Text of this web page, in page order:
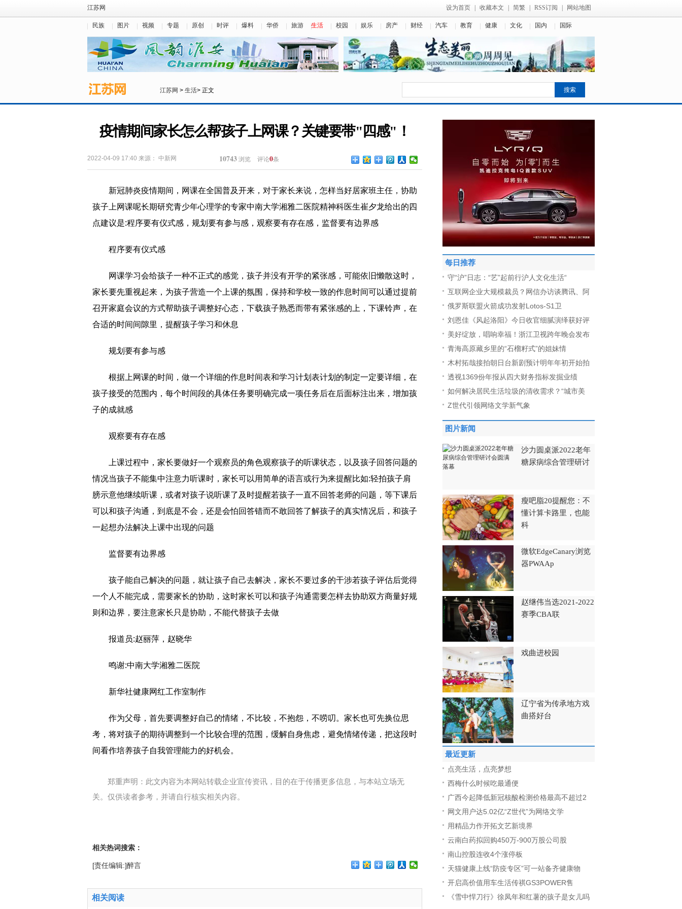
江苏网 设为首页 收藏本文 简繁 RSS订阅 网站地图
民族 图片 视频 专题 原创 时评 爆料 华侨 旅游 生活 校园 娱乐 房产 财经 汽车 教育 健康 文化 国内 国际
江苏网 > 生活> 正文
疫情期间家长怎么帮孩子上网课？关键要带"四感"！
2022-04-09 17:40 来源： 中新网 10743 浏览 评论0条
新冠肺炎疫情期间，网课在全国普及开来，对于家长来说，怎样当好居家班主任，协助
孩子上网课呢长期研究青少年心理学的专家中南大学湘雅二医院精神科医生崔夕龙给出的四
点建议是:程序要有仪式感，规划要有参与感，观察要有存在感，监督要有边界感
程序要有仪式感
网课学习会给孩子一种不正式的感觉，孩子并没有开学的紧张感，可能依旧懒散这时，
家长要先重视起来，为孩子营造一个上课的氛围，保持和学校一致的作息时间可以通过提前
召开家庭会议的方式帮助孩子调整好心态，下载孩子熟悉而带有紧张感的上，下课铃声，在
合适的时间间隙里，提醒孩子学习和休息
规划要有参与感
根据上网课的时间，做一个详细的作息时间表和学习计划表计划的制定一定要详细，在
孩子接受的范围内，每个时间段的具体任务要明确完成一项任务后在后面标注出来，增加孩
子的成就感
观察要有存在感
上课过程中，家长要做好一个观察员的角色观察孩子的听课状态，以及孩子回答问题的
情况当孩子不能集中注意力听课时，家长可以用简单的语言或行为来提醒比如:轻拍孩子肩
膀示意他继续听课，或者对孩子说听课了及时提醒若孩子一直不回答老师的问题，等下课后
可以和孩子沟通，到底是不会，还是会怕回答错而不敢回答了解孩子的真实情况后，和孩子
一起想办法解决上课中出现的问题
监督要有边界感
孩子能自己解决的问题，就让孩子自己去解决，家长不要过多的干涉若孩子评估后觉得
一个人不能完成，需要家长的协助，这时家长可以和孩子沟通需要怎样去协助双方商量好规
则和边界，要注意家长只是协助，不能代替孩子去做
报道员:赵丽萍，赵晓华
鸣谢:中南大学湘雅二医院
新华社健康网红工作室制作
作为父母，首先要调整好自己的情绪，不比较，不抱怨，不唠叨。家长也可先换位思
考，将对孩子的期待调整到一个比较合理的范围，缓解自身焦虑，避免情绪传递，把这段时
间看作培养孩子自我管理能力的好机会。
郑重声明：此文内容为本网站转载企业宣传资讯，目的在于传播更多信息，与本站立场无
关。仅供读者参考，并请自行核实相关内容。
相关热词搜索：
[责任编辑:]醉言
相关阅读
每日推荐
守“沪”日志：“艺”起前行沪人文化生活“
互联网企业大规模裁员？网信办访谈腾讯、阿
俄罗斯联盟火箭成功发射Lotos-S1卫
刘恩佳《风起洛阳》今日收官细腻演绎获好评
美好绽放，唱响幸福！浙江卫视跨年晚会发布
青海高原藏乡里的“石榴籽式”的姐妹情
木村拓哉接拍朝日台新剧预计明年年初开始拍
透视1369份年报从四大财务指标发掘业绩
如何解决居民生活垃圾的清收需求？“城市美
Z世代引领网络文学新气象
图片新闻
沙力圆桌派2022老年
糖尿病综合管理研讨
瘦吧脂20提醒您：不
懂计算卡路里，也能
科
微软EdgeCanary浏览
器PWAAp
赵继伟当选2021-2022
赛季CBA联
戏曲进校园
辽宁省为传承地方戏
曲搭好台
最近更新
点亮生活，点亮梦想
西梅什么时候吃最通便
广西今起降低新冠核酸检测价格最高不超过2
网文用户达5.02亿“Z世代”为网络文学
用精品力作开拓文艺新境界
云南白药拟回购450万-900万股公司股
南山控股连收4个涨停板
天猫健康上线“防疫专区”可一站备齐健康物
开启高价值用车生活传祺GS3POWER售
《雪中悍刀行》徐凤年和红薯的孩子是女儿吗